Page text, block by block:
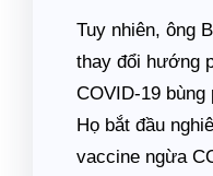
Tuy nhiên, ông
thay đổi hướng
COVID-19 bùng
Họ bắt đầu
vaccine ngừa